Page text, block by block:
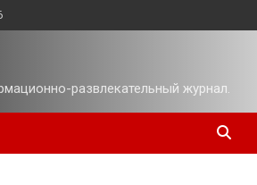
развлекательный журнал.